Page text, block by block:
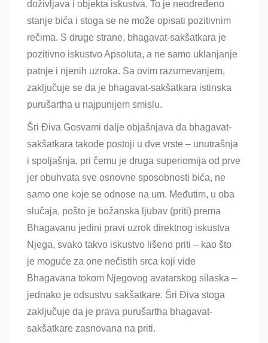
doživljava i objekta iskustva. To je neodređeno
stanje bića i stoga se ne može opisati pozitivnim
rečima. S druge strane, bhagavat-sakšatkara je
pozitivno iskustvo Apsoluta, a ne samo uklanjanje
patnje i njenih uzroka. Sa ovim razumevanjem,
zaključuje se da je bhagavat-sakšatkara istinska
purušartha u najpunijem smislu.
Šri Điva Gosvami dalje objašnjava da bhagavat-
sakšatkara takođe postoji u dve vrste – unutrašnja
i spoljašnja, pri čemu je druga superiornija od prve
jer obuhvata sve osnovne sposobnosti bića, ne
samo one koje se odnose na um. Međutim, u oba
slučaja, pošto je božanska ljubav (priti) prema
Bhagavanu jedini pravi uzrok direktnog iskustva
Njega, svako takvo iskustvo lišeno priti – kao što
je moguće za one nečistih srca koji vide
Bhagavana tokom Njegovog avatarskog silaska –
jednako je odsustvu sakšatkare. Šri Điva stoga
zaključuje da je prava purušartha bhagavat-
sakšatkare zasnovana na priti.